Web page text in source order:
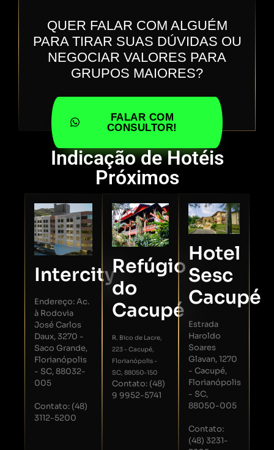
QUER FALAR COM ALGUÉM
PARA TIRAR SUAS DÚVIDAS OU
NEGOCIAR VALORES PARA
GRUPOS MAIORES?
FALAR COM
CONSULTOR!
Indicação de Hotéis
Próximos
Intercity
Endereço: Ac.
à Rodovia
José Carlos
Daux, 3270 -
Saco Grande,
Florianópolis
- SC, 88032-
005
Contato: (48)
3112-5200
Refúgio
do
Cacupé
R. Bico de Lacre,
223 - Cacupé,
Florianópolis -
SC, 88050-150
Contato: (48)
9 9952-5741
Hotel
Sesc
Cacupé
Estrada
Haroldo
Soares
Glavan, 1270
- Cacupé,
Florianópolis
- SC,
88050-005
Contato:
(48) 3231-